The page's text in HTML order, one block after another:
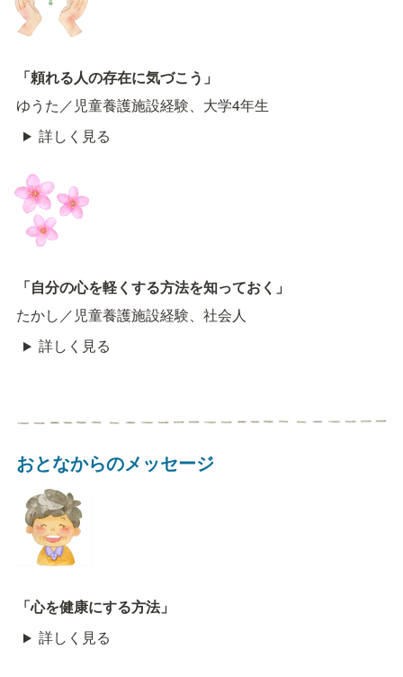
「頼れる人の存在に気づこう」
ゆうた／児童養護施設経験、大学4年生
詳しく見る
「自分の心を軽くする方法を知っておく」
たかし／児童養護施設経験、社会人
詳しく見る
おとなからのメッセージ
「心を健康にする方法」
詳しく見る